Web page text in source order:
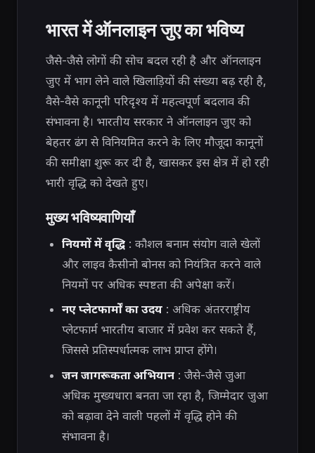
भारत में ऑनलाइन जुए का भविष्य
जैसे-जैसे लोगों की सोच बदल रही है और ऑनलाइन
जुए में भाग लेने वाले खिलाड़ियों की संख्या बढ़ रही है,
वैसे-वैसे कानूनी परिदृश्य में महत्वपूर्ण बदलाव की
संभावना है। भारतीय सरकार ने ऑनलाइन जुए को
बेहतर ढंग से विनियमित करने के लिए मौजूदा कानूनों
की समीक्षा शुरू कर दी है, खासकर इस क्षेत्र में हो रही
भारी वृद्धि को देखते हुए।
मुख्य भविष्यवाणियाँ
नियमों में वृद्धि: कौशल बनाम संयोग वाले खेलों
और लाइव कैसीनो बोनस को नियंत्रित करने वाले
नियमों पर अधिक स्पष्टता की अपेक्षा करें।
नए प्लेटफार्मों का उदय: अधिक अंतरराष्ट्रीय
प्लेटफार्म भारतीय बाजार में प्रवेश कर सकते हैं,
जिससे प्रतिस्पर्धात्मक लाभ प्राप्त होंगे।
जन जागरूकता अभियान: जैसे-जैसे जुआ
अधिक मुख्यधारा बनता जा रहा है, जिम्मेदार जुआ
को बढ़ावा देने वाली पहलों में वृद्धि होने की
संभावना है।